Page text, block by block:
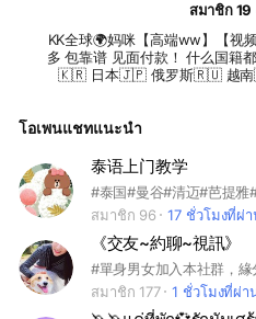
สมาชิก 19
KK全球🌍妈咪【高端ww】【视
多 包靠谱 见面付款！ 什么国籍都有 ； 中国🇨🇳 台湾🇹🇼 韩国
🇰🇷 日本🇯🇵 俄罗斯🇷🇺 越
โอเพนแชทแนะนำ
泰语上门教学
สมาชิก 96
17 ชั่วโมงที่ผ่
《交友~約聊~視訊》
สมาชิก 177
1 ชั่วโมงที่ผ่า